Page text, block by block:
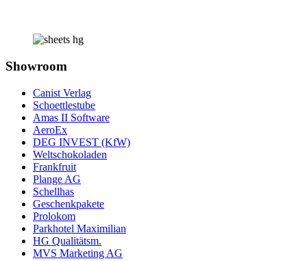
Showroom
Canist Verlag
Schoettlestube
Amas II Software
AeroEx
DEG INVEST (KfW)
Weltschokoladen
Frankfruit
Plange AG
Schellhas
Geschenkpakete
Prolokom
Parkhotel Maximilian
HG Qualitätsm.
MVS Marketing AG